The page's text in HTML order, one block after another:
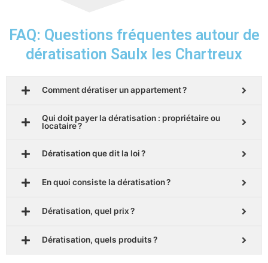
FAQ: Questions fréquentes autour de
dératisation Saulx les Chartreux
Comment dératiser un appartement ?
Qui doit payer la dératisation : propriétaire ou
locataire ?
Dératisation que dit la loi ?
En quoi consiste la dératisation ?
Dératisation, quel prix ?
Dératisation, quels produits ?